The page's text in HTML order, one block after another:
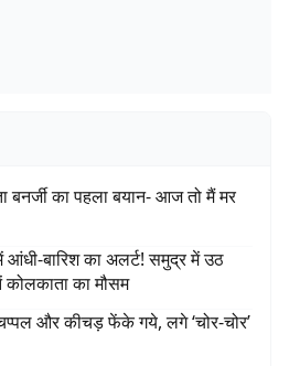
बनर्जी का पहला बयान- आज तो मैं मर
आंधी-बारिश का अलर्ट! समुद्र में उठ
का मौसम
और कीचड़ फेंके गये, लगे ‘चोर-चोर’